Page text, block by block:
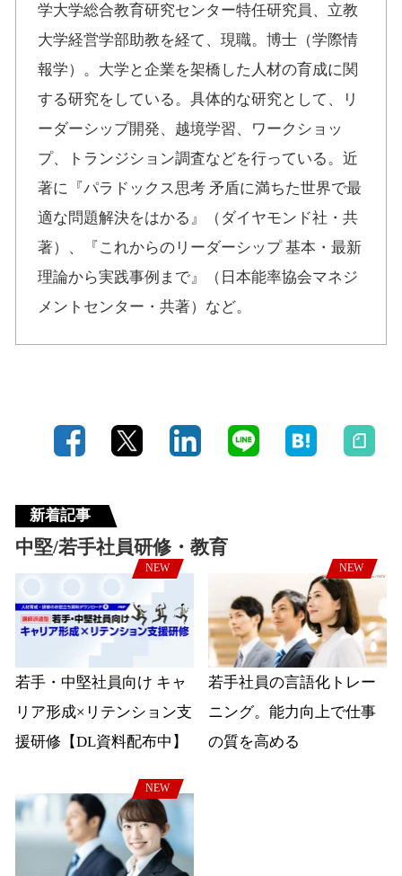
学大学総合教育研究センター特任研究員、立教
大学経営学部助教を経て、現職。博士（学際情
報学）。大学と企業を架橋した人材の育成に関
する研究をしている。具体的な研究として、リ
ーダーシップ開発、越境学習、ワークショッ
プ、トランジション調査などを行っている。近
著に『パラドックス思考 矛盾に満ちた世界で最
適な問題解決をはかる』（ダイヤモンド社・共
著）、『これからのリーダーシップ 基本・最新
理論から実践事例まで』（日本能率協会マネジ
メントセンター・共著）など。
新着記事
中堅/若手社員研修・教育
NEW
若手・中堅社員向け キャ
リア形成×リテンション支
援研修【DL資料配布中】
NEW
若手社員の言語化トレー
ニング。能力向上で仕事
の質を高める
NEW